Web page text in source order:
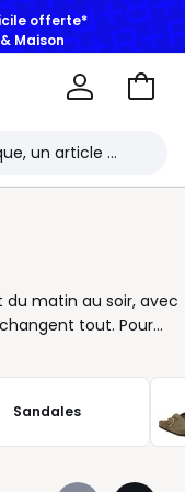
2 articles*
Aller
matin au soir, avec
tout. Pour
hautes à porter
short avec collants.
Les bottines et bottes
et un bon confort,
crantée suivent
Sandales